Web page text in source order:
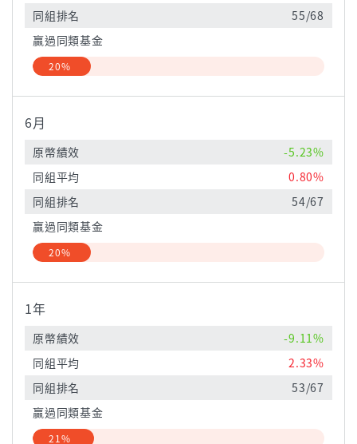
同組排名
55/68
贏過同類基金
20%
6月
原幣績效
-5.23%
同組平均
0.80%
同組排名
54/67
贏過同類基金
20%
1年
原幣績效
-9.11%
同組平均
2.33%
同組排名
53/67
贏過同類基金
21%